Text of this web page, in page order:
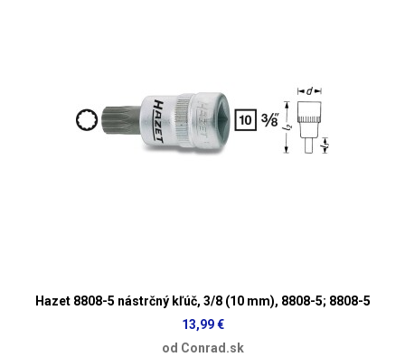
Hazet 8808-5 nástrčný kľúč, 3/8 (10 mm), 8808-5; 8808-5
13,99 €
od Conrad.sk